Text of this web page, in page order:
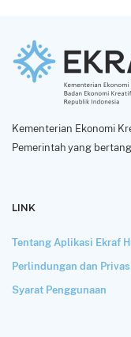
Kementerian Ekonomi
Pemerintah yang
LINK
Tentang Aplikasi Ekraf
Perlindungan dan
Syarat Penggunaan